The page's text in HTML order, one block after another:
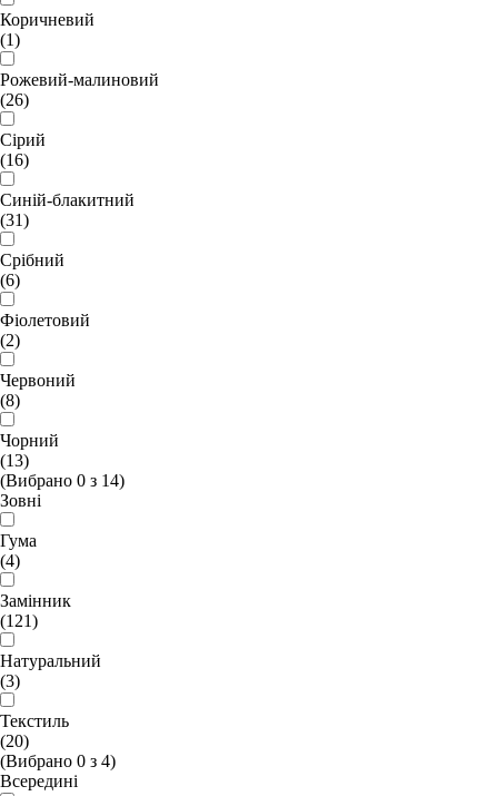
Коричневий
(1)
Рожевий-малиновий
(26)
Сірий
(16)
Синій-блакитний
(31)
Срібний
(6)
Фіолетовий
(2)
Червоний
(8)
Чорний
(13)
(Вибрано 0 з 14)
Зовні
Гума
(4)
Замінник
(121)
Натуральний
(3)
Текстиль
(20)
(Вибрано 0 з 4)
Всередині